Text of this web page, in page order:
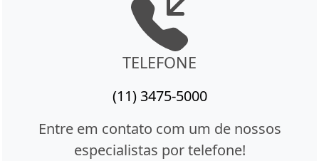
TELEFONE
(11) 3475-5000
Entre em contato com um de nossos
especialistas por telefone!